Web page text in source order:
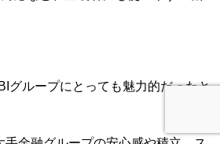
グループにとっても魅力的だったと